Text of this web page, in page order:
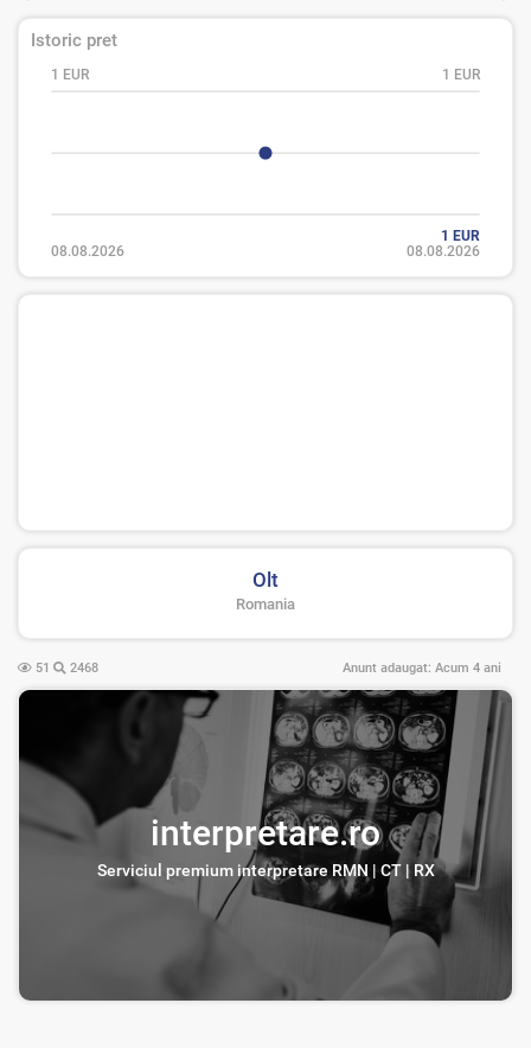
Istoric pret
1 EUR 1 EUR
1 EUR
08.08.2026
08.08.2026
Olt
Romania
51 2468 Anunt adaugat: Acum 4 ani
interpretare.ro
Serviciul premium interpretare RMN | CT | RX